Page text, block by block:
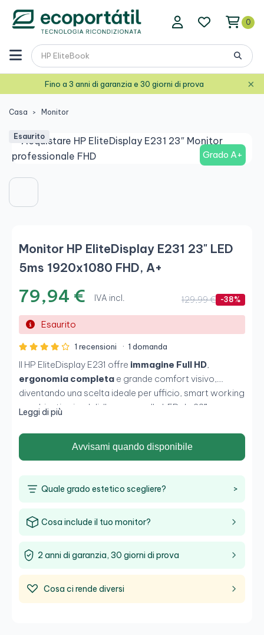
0
Fino a 3 anni di garanzia e 30 giorni di prova ×
Casa Monitor
Grado A+
Esaurito
Monitor HP EliteDisplay E231 23" LED
5ms 1920x1080 FHD, A+
79,94 € IVA incl. 129,99 € -38%
Esaurito
1 recensioni · 1 domanda
Il HP EliteDisplay E231 offre immagine Full HD,
ergonomia completa e grande comfort visivo,
diventando una scelta ideale per ufficio, smart working
e ambienti aziendali. Il suo pannello LED da 23″ con
nelle attività quotidiane, mentre le ampie opzioni di
connettività consentono di integrarlo facilmente in
qualsiasi configurazione.
Leggi di più
Avvisami quando disponibile
Quale grado estetico scegliere? >
Cosa include il tuo monitor?
2 anni di garanzia, 30 giorni di prova
Cosa ci rende diversi